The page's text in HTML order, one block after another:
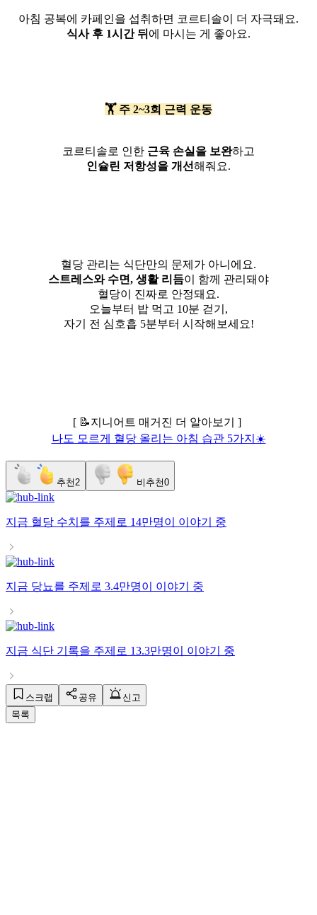
아침 공복에 카페인을 섭취하면 코르티솔이 더 자극돼요.
식사 후 1시간 뒤 에 마시는 게 좋아요.
🏋️ 주 2~3회 근력 운동
코르티솔로 인한 근육 손실을 보완하고
인슐린 저항성을 개선해줘요.
혈당 관리는 식단만의 문제가 아니에요.
스트레스와 수면, 생활 리듬이 함께 관리돼야
혈당이 진짜로 안정돼요.
오늘부터 밥 먹고 10분 걷기,
자기 전 심호흡 5분부터 시작해보세요!
[ 📝지니어트 매거진 더 알아보기 ]
나도 모르게 혈당 올리는 아침 습관 5가지☀️
추천 2 비추천0
지금 혈당 수치 를 주제로 14만명이 이야기 중
지금 당뇨를 주제로 3.4만명이 이야기 중
지금 식단 기록을 주제로 13.3만명이 이야기 중
스크랩 공유
신고
목록